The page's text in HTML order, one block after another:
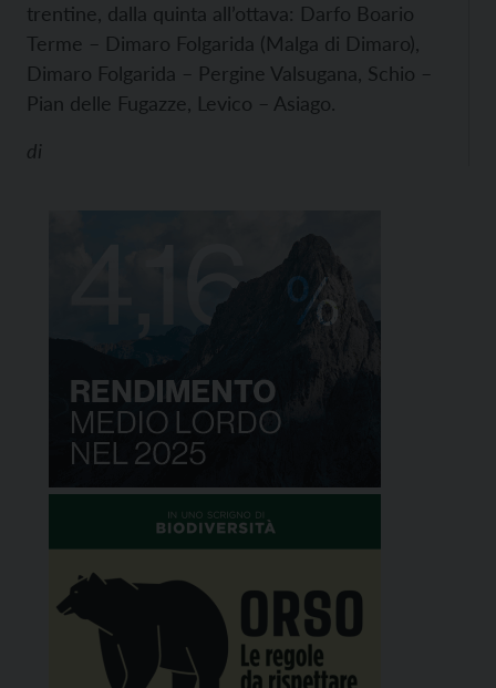
trentine, dalla quinta all’ottava: Darfo Boario
Terme – Dimaro Folgarida (Malga di Dimaro),
Dimaro Folgarida – Pergine Valsugana, Schio –
Pian delle Fugazze, Levico – Asiago.
di